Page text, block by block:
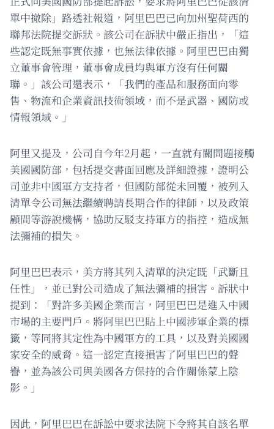
單中撤除」路透社報道，阿里巴巴已向加州聖荷西的
聯邦法院提交訴狀。該公司在訴狀中嚴正指出，「這
些認定既無事實依據，也無法律依據。阿里巴巴由獨
立董事會管理，董事會成員均與軍方沒有任何關
聯。」該公司還表示，「我們的產品和服務面向零
售、物流和企業資訊技術領域，而不是武器、國防或
情報領域。」
阿里又提及，公司自今年2月起，一直就有關問題接觸
美國國防部，包括提交書面回應及詳細證據，證明公
司並非中國軍方支持者，但國防部從未回覆，被列入
清單令公司無法繼續聘請長期合作的律師，以及政策
顧問等游說機構，協助反駁支持軍方的指控，造成無
法彌補的損失。
阿里巴巴表示，美方將其列入清單的決定既「武斷且
任性」，並已對公司造成了無法彌補的損害。訴狀中
提到：「對許多美國企業而言，阿里巴巴是進入中國
市場的主要門戶。將阿里巴巴貼上中國涉軍企業的標
籤，等同將其定性為中國軍方的工具，以及對美國國
家安全的威脅。這一認定直接損害了阿里巴巴的聲
譽，並為該公司與美國各方保持的合作關係蒙上陰
影。」
因此，阿里巴巴在訴訟中要求法院下令將其自該名單